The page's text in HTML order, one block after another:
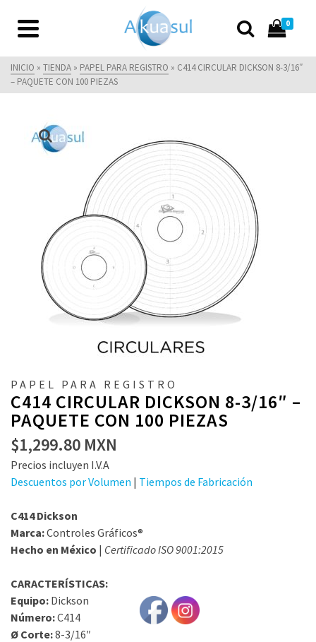
0
INICIO » TIENDA » PAPEL PARA REGISTRO » C414 CIRCULAR DICKSON 8-3/16″
– PAQUETE CON 100 PIEZAS
PAPEL PARA REGISTRO
C414 CIRCULAR DICKSON 8-3/16″ –
PAQUETE CON 100 PIEZAS
$1,299.80 MXN
Precios incluyen I.V.A
Descuentos por Volumen | Tiempos de Fabricación
C414 Dickson
Marca:Controles Gráficos®
Hecho en México | Certificado ISO 9001:2015
CARACTERÍSTICAS:
Equipo: Dickson
Número:C414
Ø Corte:8-3/16″